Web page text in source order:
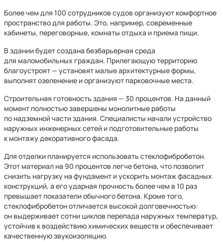
Более чем для 100 сотрудников судов организуют комфортное
пространство для работы. Это, например, современные
кабинеты, переговорные, комнаты отдыха и приема пищи.
В здании будет создана безбарьерная среда
для маломобильных граждан. Прилегающую территорию
благоустроят — установят малые архитектурные формы,
выполнят озеленение и организуют парковочные места.
Строительная готовность здания — 30 процентов. На данный
момент полностью завершены монолитные работы
по надземной части здания. Специалисты начали устройство
наружных инженерных сетей и подготовительные работы
к монтажу декоративного фасада.
Для отделки планируется использовать стеклофибробетон.
Этот материал на 90 процентов легче бетона, что позволит
снизить нагрузку на фундамент и ускорить монтаж фасадных
конструкций, а его ударная прочность более чем в 10 раз
превышает показатели обычного бетона. Кроме того,
стеклофибробетон отличается высокой долговечностью:
он выдерживает сотни циклов перепада наружных температур,
устойчив к воздействию химических веществ и обеспечивает
качественную звукоизоляцию.